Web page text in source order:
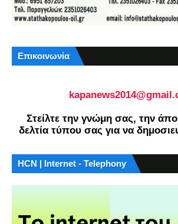
Επικοινωνία
Στείλτε την γνώμη σας, την
δελτία τύπου σας για να
HCN | Internet - Telephony